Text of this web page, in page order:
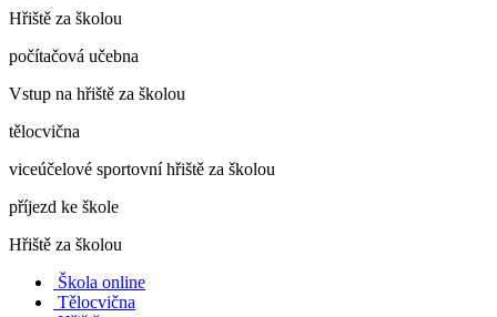
Hřiště za školou
počítačová učebna
Vstup na hřiště za školou
tělocvična
viceúčelové sportovní hřiště za školou
příjezd ke škole
Hřiště za školou
Škola online
Tělocvična